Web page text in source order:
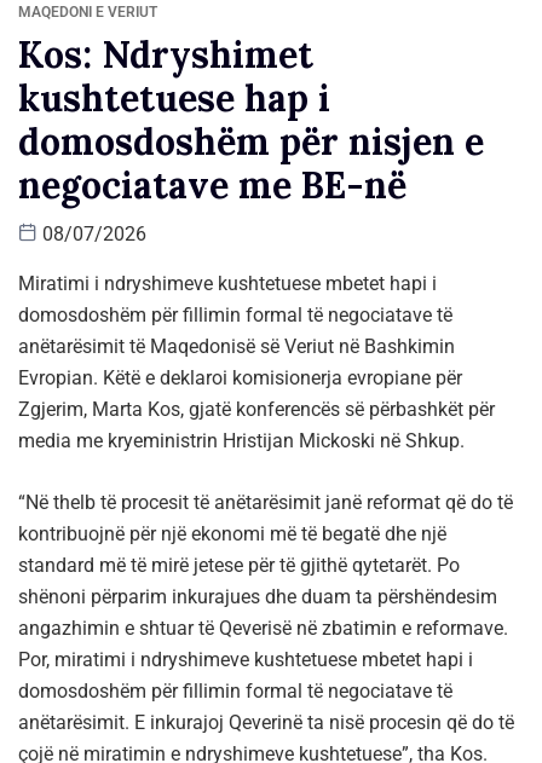
MAQEDONI E VERIUT
Kos: Ndryshimet
kushtetuese hap i
domosdoshëm për nisjen e
negociatave me BE-në
08/07/2026
Miratimi i ndryshimeve kushtetuese mbetet hapi i
domosdoshëm për fillimin formal të negociatave të
anëtarësimit të Maqedonisë së Veriut në Bashkimin
Evropian. Këtë e deklaroi komisionerja evropiane për
Zgjerim, Marta Kos, gjatë konferencës së përbashkët për
media me kryeministrin Hristijan Mickoski në Shkup.
“Në thelb të procesit të anëtarësimit janë reformat që do të
kontribuojnë për një ekonomi më të begatë dhe një
standard më të mirë jetese për të gjithë qytetarët. Po
shënoni përparim inkurajues dhe duam ta përshëndesim
angazhimin e shtuar të Qeverisë në zbatimin e reformave.
Por, miratimi i ndryshimeve kushtetuese mbetet hapi i
domosdoshëm për fillimin formal të negociatave të
anëtarësimit. E inkurajoj Qeverinë ta nisë procesin që do të
çojë në miratimin e ndryshimeve kushtetuese”, tha Kos.